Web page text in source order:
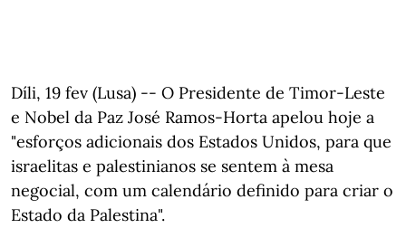
Díli, 19 fev (Lusa) -- O Presidente de Timor-Leste
e Nobel da Paz José Ramos-Horta apelou hoje a
"esforços adicionais dos Estados Unidos, para que
israelitas e palestinianos se sentem à mesa
negocial, com um calendário definido para criar o
Estado da Palestina".